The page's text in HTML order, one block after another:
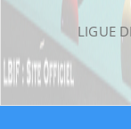
LIGUE